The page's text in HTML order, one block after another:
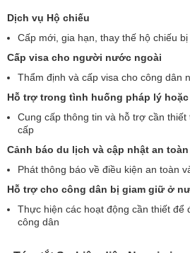
Dịch vụ Hộ chiếu
Cấp mới, gia hạn, thay thế hộ chiếu bị
Cấp visa cho người nước ngoài
Thẩm định và cấp visa cho công dân
Hỗ trợ trong tình huống pháp lý
Cung cấp thông tin và hỗ trợ cần
cấp
Cảnh báo du lịch và cập nhật an toàn
Phát thông báo về điều kiện an toàn
Hỗ trợ cho công dân bị giam giữ ở
Thực hiện các hoạt động cần thiết để
công dân